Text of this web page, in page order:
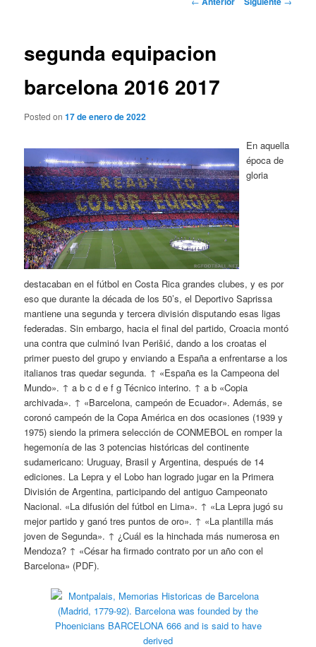
segunda equipacion
barcelona 2016 2017
Posted on17 de enero de 2022
En aquella
época de
gloria
destacaban en el fútbol en Costa Rica grandes clubes, y es por
eso que durante la década de los 50’s, el Deportivo Saprissa
mantiene una segunda y tercera división disputando esas ligas
federadas. Sin embargo, hacia el final del partido, Croacia montó
una contra que culminó Ivan Perišić, dando a los croatas el
primer puesto del grupo y enviando a España a enfrentarse a los
italianos tras quedar segunda. ↑ «España es la Campeona del
Mundo». ↑ a b c d e f g Técnico interino. ↑ a b «Copia
archivada». ↑ «Barcelona, campeón de Ecuador». Además, se
coronó campeón de la Copa América en dos ocasiones (1939 y
1975) siendo la primera selección de CONMEBOL en romper la
hegemonía de las 3 potencias históricas del continente
sudamericano: Uruguay, Brasil y Argentina, después de 14
ediciones. La Lepra y el Lobo han logrado jugar en la Primera
División de Argentina, participando del antiguo Campeonato
Nacional. «La difusión del fútbol en Lima». ↑ «La Lepra jugó su
mejor partido y ganó tres puntos de oro». ↑ «La plantilla más
joven de Segunda». ↑ ¿Cuál es la hinchada más numerosa en
Mendoza? ↑ «César ha firmado contrato por un año con el
Barcelona» (PDF).